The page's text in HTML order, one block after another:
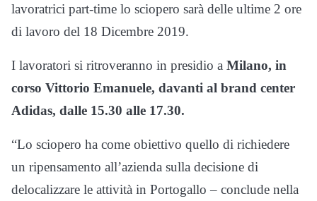
lavoratrici part-time lo sciopero sarà delle ultime 2 ore
di lavoro del 18 Dicembre 2019.
I lavoratori si ritroveranno in presidio a Milano, in
corso Vittorio Emanuele, davanti al brand center
Adidas, dalle 15.30 alle 17.30.
“Lo sciopero ha come obiettivo quello di richiedere
un ripensamento all’azienda sulla decisione di
delocalizzare le attività in Portogallo – conclude nella